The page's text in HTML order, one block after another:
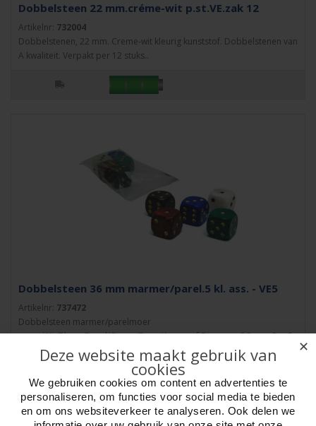
Dobbelsteen 22 mm.créme-wit p.st.VE.zak 12
Artikelnr: 732004
Dobbelstenen, 22 mm. Creme-wit kleurig kunststof. Dobbelstenen van
A kwaliteit. Verpakt per 12 stuks..
Dobbelsteen 36 mm marmer/parel.5 kl. ass. - VE5
Artikelnr: 737472
Dobbelsteen marmer/parelmoer
groot.Wit/Blauw/Rood/Groen/ZwartKunststof Diameter 36 mm. Per 5
kleuren..
✕
Deze website maakt gebruik van
cookies
We gebruiken cookies om content en advertenties te
personaliseren, om functies voor social media te bieden
en om ons websiteverkeer te analyseren. Ook delen we